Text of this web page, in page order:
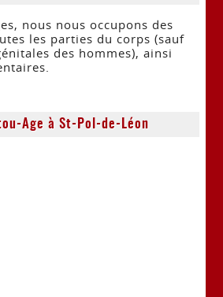
nous nous occupons des
les parties du corps (sauf
des hommes), ainsi
Age à St-Pol-de-Léon